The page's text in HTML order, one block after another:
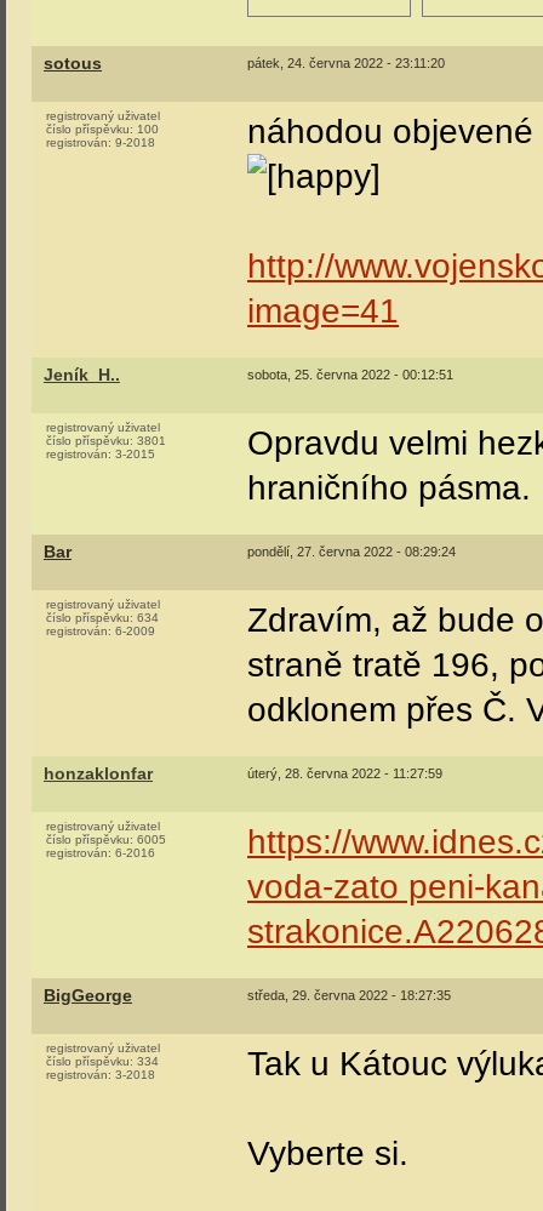
sotous pátek, 24. června 2022 - 23:11:20
registrovaný uživatel
číslo příspěvku: 100
registrován: 9-2018 náhodou
http://
image=41
Jeník_H.. sobota, 25. června 2022 - 00:12:51
registrovaný uživatel
číslo příspěvku: 3801
registrován: 3-2015
Opravdu velmi
hraničního pásma.
Bar pondělí, 27. června 2022 - 08:29:24
registrovaný uživatel
číslo příspěvku: 634
registrován: 6-2009
Zdravím, až bude
straně tratě 196,
odklonem přes Č.
honzaklonfar úterý, 28. června 2022 - 11:27:59
registrovaný uživatel
číslo příspěvku: 6005
registrován: 6-2016
https://
voda-zato peni-
BigGeorge středa, 29. června 2022 - 18:27:35
registrovaný uživatel
číslo příspěvku: 334
registrován: 3-2018 Tak u Kátouc
Vyberte si.